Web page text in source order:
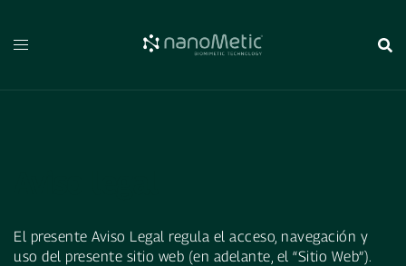
El presente Aviso Legal regula el acceso, navegación y
uso del presente sitio web (en adelante, el “Sitio Web”).